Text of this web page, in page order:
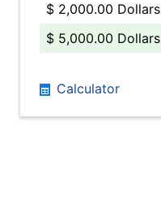
$ 2,000.00 Dollars
$ 5,000.00 Dollars
Calculator